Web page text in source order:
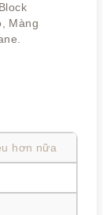
Màng
hơn nữa